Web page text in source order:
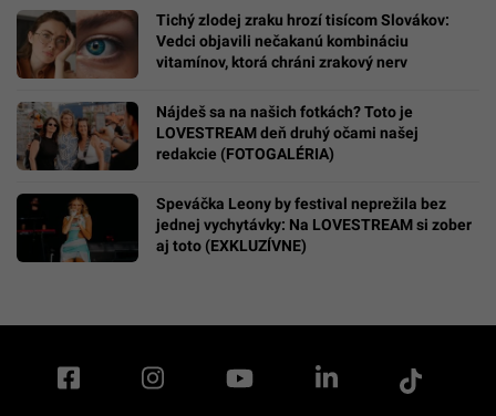
Tichý zlodej zraku hrozí tisícom Slovákov:
Vedci objavili nečakanú kombináciu
vitamínov, ktorá chráni zrakový nerv
Nájdeš sa na našich fotkách? Toto je
LOVESTREAM deň druhý očami našej
redakcie (FOTOGALÉRIA)
Speváčka Leony by festival neprežila bez
jednej vychytávky: Na LOVESTREAM si zober
aj toto (EXKLUZÍVNE)